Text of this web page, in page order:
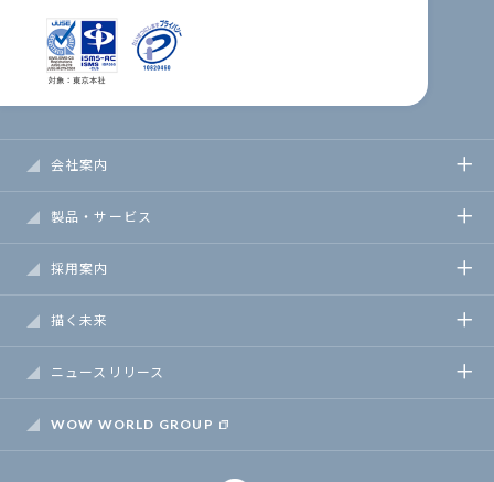
会社案内
製品・サービス
採用案内
描く未来
ニュースリリース
WOW WORLD GROUP